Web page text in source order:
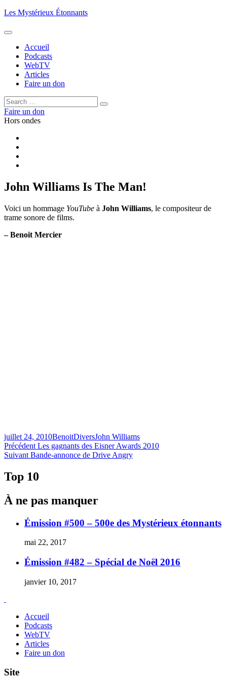
Aller
contenu
Les Mystérieux Étonnants
Accueil
Podcasts
WebTV
Articles
Faire un don
Rechercher :
Rechercher
Faire un don
Hors ondes
John Williams Is The Man!
Voici un hommage YouTube à John Williams, le compositeur de
trame sonore de films.
– Benoit Mercier
Publié
le
juillet 24, 2010BenoitCatégories
DiversÉtiquettes
John Williams
Navigation
de
l'article
Précédent Article
précédent :
Les gagnants des Eisner Awards 2010
Suivant Article
Bande-annonce de Drive Angry
Top 10
À ne pas manquer
Émission #500 – 500e des Mystérieux étonnants
mai 22, 2017
Émission #482 – Spécial de Noël 2016
janvier 10, 2017
Accueil
Podcasts
WebTV
Articles
Faire un don
Site